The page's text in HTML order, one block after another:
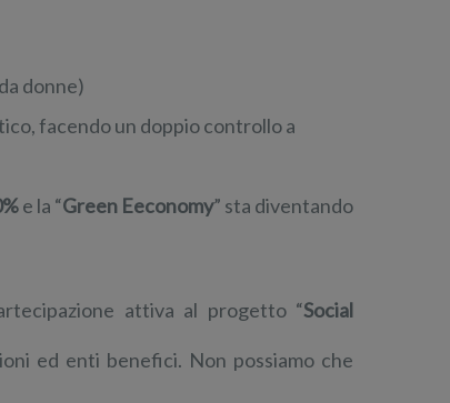
donne)
facendo un doppio controllo a
e la “Green Eeconomy” sta diventando
attiva al progetto “Social
ed enti benefici. Non possiamo che